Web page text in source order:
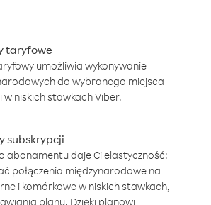
taryfowe
umożliwia wykonywanie
do wybranego miejsca
w niskich stawkach Viber.
subskrypcji
abonamentu daje Ci elastyczność:
połączenia międzynarodowe na
i komórkowe w niskich stawkach,
planu. Dzięki planowi